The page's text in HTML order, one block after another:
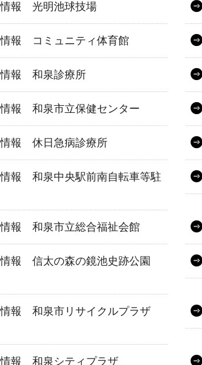
情報 光明池球技場
報 コミュニティ体育館
情報 和泉診療所
報 和泉市立保健センター
情報 休日急病診療所
報 和泉中央駅前南自転車等駐
報 和泉市立総合福祉会館
情報 信太の森の鏡池史跡公園
情報 和泉市リサイクルプラザ
報 和泉シティプラザ